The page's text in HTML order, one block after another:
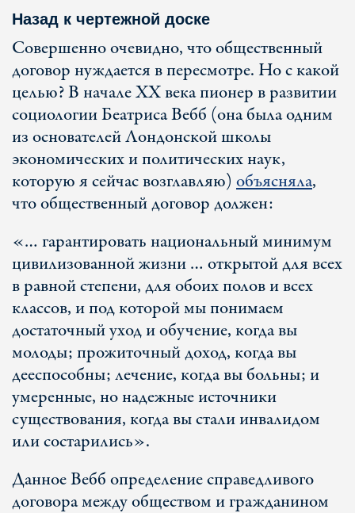
Назад к чертежной доске
Совершенно очевидно, что общественный
договор нуждается в пересмотре. Но с какой
целью? В начале XX века пионер в развитии
социологии Беатриса Вебб (она была одним
из основателей Лондонской школы
экономических и политических наук,
которую я сейчас возглавляю) объясняла,
что общественный договор должен:
«… гарантировать национальный минимум
цивилизованной жизни … открытой для всех
в равной степени, для обоих полов и всех
классов, и под которой мы понимаем
достаточный уход и обучение, когда вы
молоды; прожиточный доход, когда вы
дееспособны; лечение, когда вы больны; и
умеренные, но надежные источники
существования, когда вы стали инвалидом
или состарились».
Данное Вебб определение справедливого
договора между обществом и гражданином